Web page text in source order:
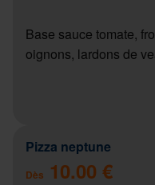
Base sauce tomate,
oignons, lardons de
Pizza neptune
Dès 10.00 €